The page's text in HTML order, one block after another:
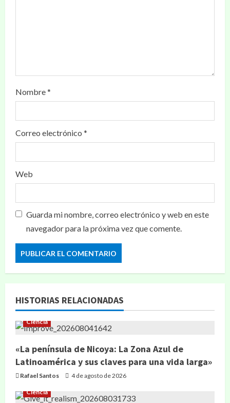
Nombre*
Correo electrónico *
Web
Guarda mi nombre, correo electrónico y web en este
navegador para la próxima vez que comente.
HISTORIAS RELACIONADAS
Ciencia
«La península de Nicoya: La Zona Azul de
Latinoamérica y sus claves para una vida larga»
Rafael Santos 4 de agosto de 2026
Ciencia